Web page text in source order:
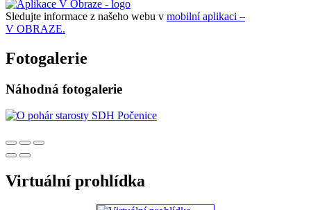
Sledujte informace z našeho webu v mobilní aplikaci –
V OBRAZE.
Fotogalerie
Náhodná fotogalerie
Virtuální prohlídka